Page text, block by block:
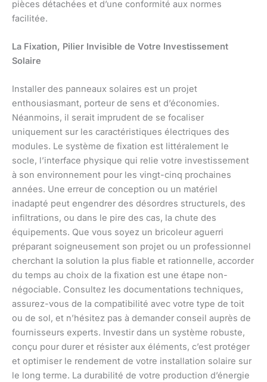
pièces détachées et d’une conformité aux normes
facilitée.
La Fixation, Pilier Invisible de Votre Investissement
Solaire
Installer des panneaux solaires est un projet
enthousiasmant, porteur de sens et d’économies.
Néanmoins, il serait imprudent de se focaliser
uniquement sur les caractéristiques électriques des
modules. Le système de fixation est littéralement le
socle, l’interface physique qui relie votre investissement
à son environnement pour les vingt-cinq prochaines
années. Une erreur de conception ou un matériel
inadapté peut engendrer des désordres structurels, des
infiltrations, ou dans le pire des cas, la chute des
équipements. Que vous soyez un bricoleur aguerri
préparant soigneusement son projet ou un professionnel
cherchant la solution la plus fiable et rationnelle, accorder
du temps au choix de la fixation est une étape non-
négociable. Consultez les documentations techniques,
assurez-vous de la compatibilité avec votre type de toit
ou de sol, et n’hésitez pas à demander conseil auprès de
fournisseurs experts. Investir dans un système robuste,
conçu pour durer et résister aux éléments, c’est protéger
et optimiser le rendement de votre installation solaire sur
le long terme. La durabilité de votre production d’énergie